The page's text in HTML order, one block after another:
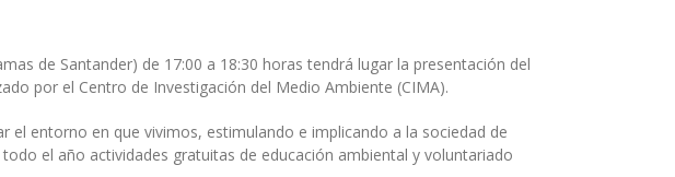
de Santander) de 17:00 a 18:30 horas tendrá lugar la presentación del
por el Centro de Investigación del Medio Ambiente (CIMA).
el entorno en que vivimos, estimulando e implicando a la sociedad de
el año actividades gratuitas de educación ambiental y voluntariado